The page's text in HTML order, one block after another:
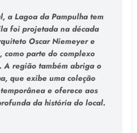
a Lagoa da Pampulha tem
foi projetada na década
Oscar Niemeyer e
parte do complexo
A região também abriga o
que exibe uma coleção
e oferece aos
da história do local.